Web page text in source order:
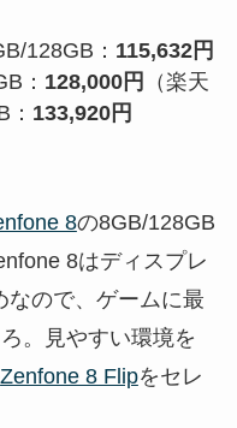
128GB： 115,632円
： 128,000円
（楽天
133,920円
8の8GB/128GB
8はディスプレ
なので、ゲームに最
。見やすい環境を
Zenfone 8 Flipをセレ